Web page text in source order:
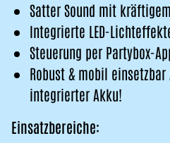
Satter Sound mit
Integrierte LED-
Steuerung per Partybox-
Robust & mobil einsetzbar
integrierter Akku!
Einsatzbereiche: